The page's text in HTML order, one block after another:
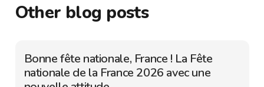
Other blog posts
Bonne fête nationale, France ! La Fête
nationale de la France 2026 avec une